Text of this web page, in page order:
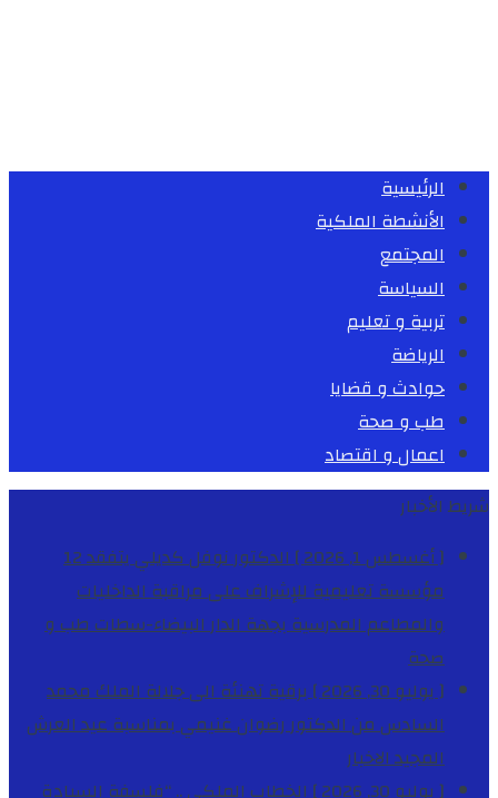
الرئيسية
الأنشطة الملكية
المجتمع
السياسة
تربية و تعليم
الرياضة
حوادث و قضايا
طب و صحة
اعمال و اقتصاد
شريط الأخبار
[ أغسطس 1, 2026 ]
الدكتور نوفل كديلي يتفقد 12
مؤسسة تعليمية للإشراف على مراقبة الداخليات
والمطاعم المدرسية بجهة الدار البيضاء-سطاتطب و
صحة
[ يوليو 30, 2026 ]
برقية تهنئة الى جلالة الملك محمد
السادس من الدكتور رضوان غنيمي بمناسبة عيد العرش
المجيدالاخبار
[ يوليو 30, 2026 ]
الخطاب الملكي .. “فلسفة السيادة